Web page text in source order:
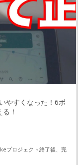
やすくなった！6ボ
！
プロジェクト終了後、完